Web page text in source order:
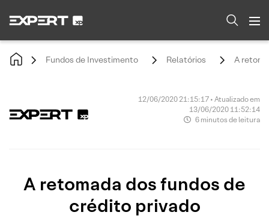
Fundos de Investimento Relatórios A
12/06/2020 21:15:17 • Atualizado em
13/06/2020 11:52:14
6 minutos de leitura
A retomada dos fundos de
crédito privado